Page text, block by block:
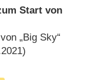
Start von
„Big Sky“
)